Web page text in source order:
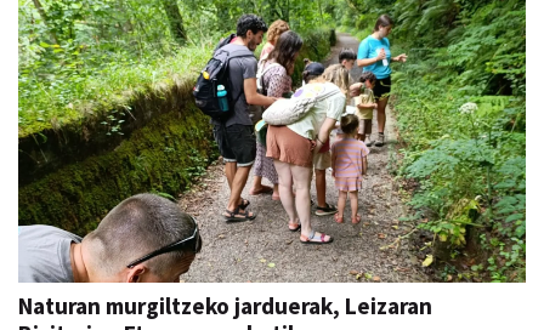
Naturan murgiltzeko jarduerak, Leizaran